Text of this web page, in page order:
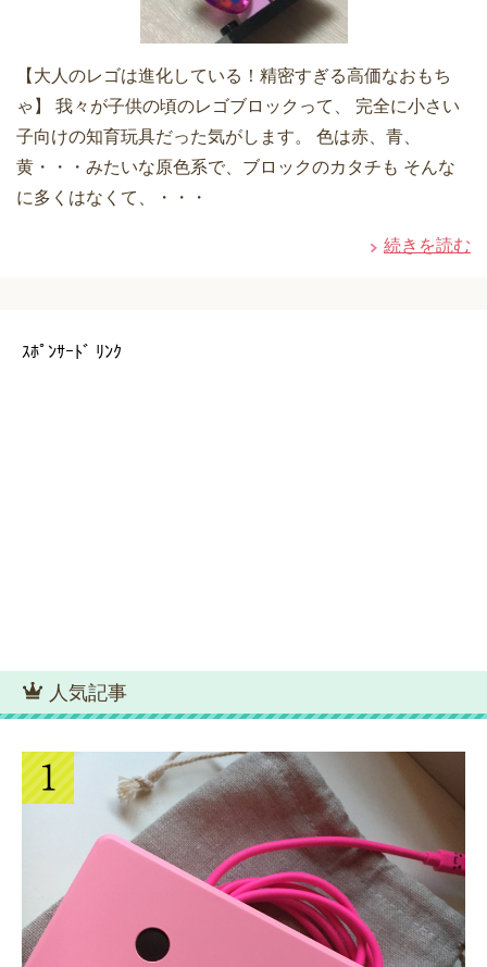
【大人のレゴは進化している！精密すぎる高価なおもち
ゃ】 我々が子供の頃のレゴブロックって、 完全に小さい
子向けの知育玩具だった気がします。 色は赤、青、
黄・・・みたいな原色系で、ブロックのカタチも そんな
に多くはなくて、・・・
続きを読む
ｽﾎﾟﾝｻｰﾄﾞ ﾘﾝｸ
人気記事